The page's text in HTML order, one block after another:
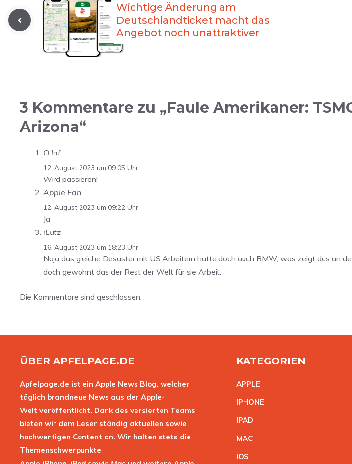
Wichtige Änderung am
Deutschlandticket macht das
Angebot noch unattraktiver
3 Kommentare zu „Faule Amerikaner:
Arizona“
O laf
12. August 2023 um 09:05 Uhr
Wird passieren!
Apple Fan
12. August 2023 um 09:22 Uhr
Ja
iLutz
16. August 2023 um 18:23 Uhr
Naja das gleiche Desaster mit US Arbeitern hatte doch auch BMW, was zeigt das an
doch gewohnt das der Rest der Welt für sie Arbeit.
Die Kommentare sind geschlossen.
ÜBER APFELPAGE.DE
Apfelpage.de ist ein Apple News Blog, welcher
täglich brandneue News aus der Apple-
Welt veröffentlicht. Dank des versierten Teams
bieten wir dem Leser ständig aktuellen sowie
hochwertigen Content an. Wir halten stets die
Themenschwerpunkte
KATEGORIEN
APPLE
IPHONE
IPAD
MAC
IOS